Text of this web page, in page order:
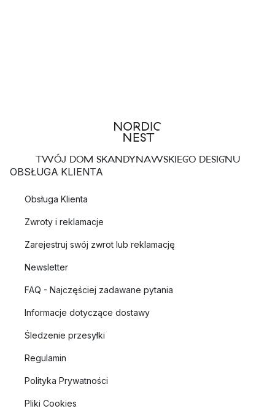
TWÓJ DOM SKANDYNAWSKIEGO DESIGNU
OBSŁUGA KLIENTA
Obsługa Klienta
Zwroty i reklamacje
Zarejestruj swój zwrot lub reklamację
Newsletter
FAQ - Najczęściej zadawane pytania
Informacje dotyczące dostawy
Śledzenie przesyłki
Regulamin
Polityka Prywatności
Pliki Cookies